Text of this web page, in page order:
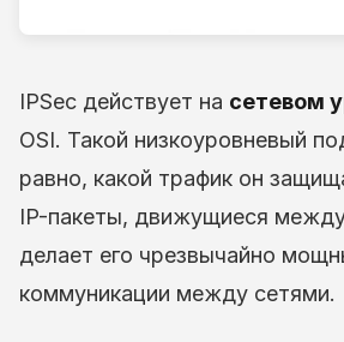
IPSec действует на сетевом
OSI. Такой низкоуровневый
равно, какой трафик он
IP-пакеты, движущиеся
делает его чрезвычайно
коммуникации между сетями.